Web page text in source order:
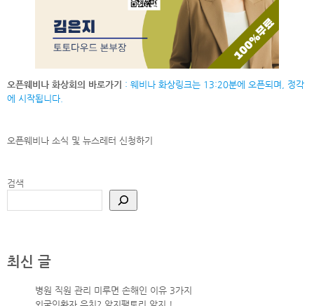
오픈웨비나 화상회의 바로가기
: 웨비나 화상링크는 13:20분에 오픈되며, 정각
에 시작됩니다.
오픈웨비나 소식 및 뉴스레터 신청하기
검색
최신 글
병원 직원 관리 미루면 손해인 이유 3가지